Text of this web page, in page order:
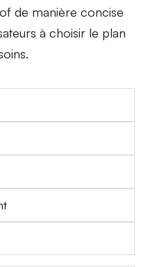
de manière concise
à choisir le plan